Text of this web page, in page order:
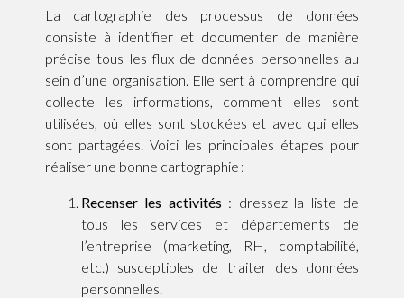
La cartographie des processus de données
consiste à identifier et documenter de manière
précise tous les flux de données personnelles au
sein d’une organisation. Elle sert à comprendre qui
collecte les informations, comment elles sont
utilisées, où elles sont stockées et avec qui elles
sont partagées. Voici les principales étapes pour
réaliser une bonne cartographie :
Recenser les activités : dressez la liste de
tous les services et départements de
l’entreprise (marketing, RH, comptabilité,
etc.) susceptibles de traiter des données
personnelles.